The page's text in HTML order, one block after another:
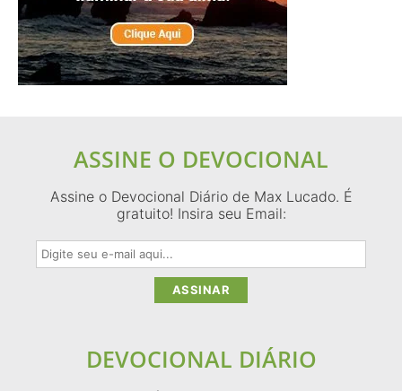
ASSINE O DEVOCIONAL
Assine o Devocional Diário de Max Lucado. É
gratuito! Insira seu Email:
DEVOCIONAL DIÁRIO